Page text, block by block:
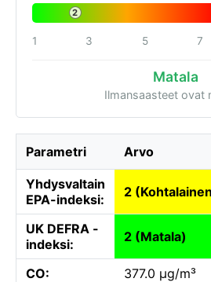
2
1 3 5 7
Matala
Ilmansaasteet ovat
Parametri Arvo
Yhdysvaltain
EPA-indeksi:
2
UK DEFRA -
indeksi:
2 (Matala)
CO:
377.0 µg/m³